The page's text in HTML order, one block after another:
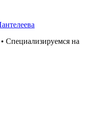
Специализируемся на